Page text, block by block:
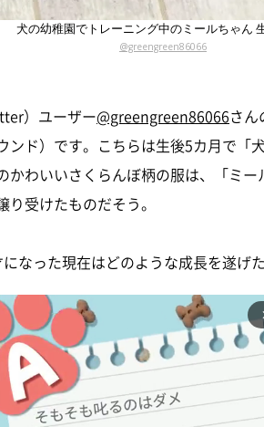
犬の幼稚園でトレーニング中のミールちゃん
@greengreen86066
）ユーザー@greengreen86066さ
ンド）です。こちらは生後5カ月で「
かわいいさくらんぼ柄の服は、「ミ
受けたものだそう。
なった現在はどのような成長を遂げ